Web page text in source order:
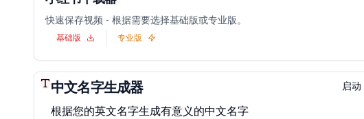
快速保存视频 - 根据需要选择基础版或专业版。
基础版 专业版
中文名字生成器
根据您的英文名字生成有意义的中文名字
启动